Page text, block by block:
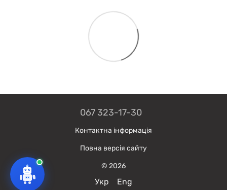
067 323-17-30
Контактна інформація
Повна версія сайту
© 2026
Укр Eng